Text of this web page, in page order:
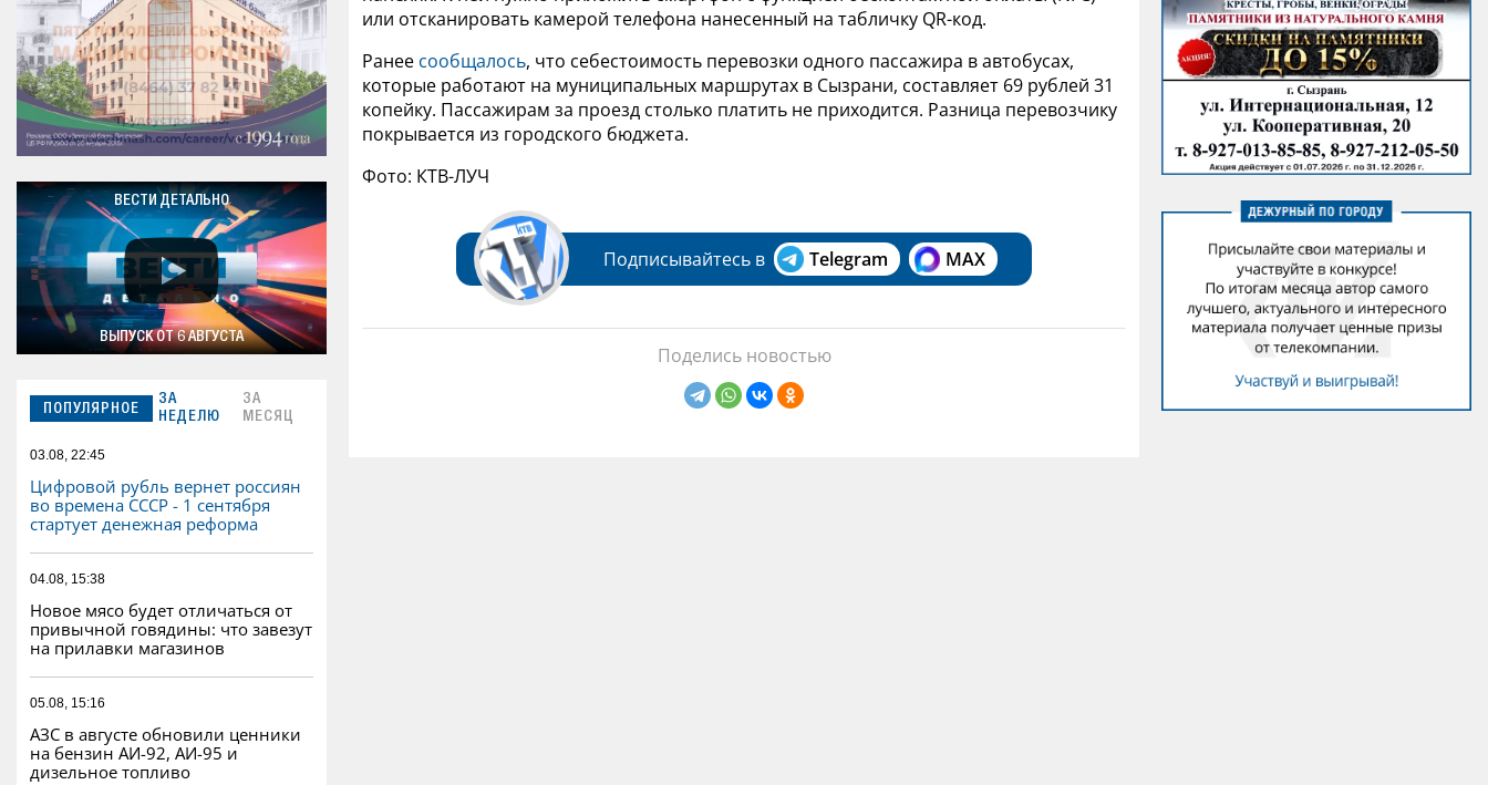
ВЕСТИ ДЕТАЛЬНО
ВЫПУСК ОТ 6 АВГУСТА
ПОПУЛЯРНОЕ
ЗА
НЕДЕЛЮ
ЗА
МЕСЯЦ
03.08, 22:45
Цифровой рубль вернет россиян
во времена СССР - 1 сентября
стартует денежная реформа
04.08, 15:38
Новое мясо будет отличаться от
привычной говядины: что завезут
на прилавки магазинов
05.08, 15:16
АЗС в августе обновили ценники
на бензин АИ-92, АИ-95 и
дизельное топливо
или отсканировать камерой телефона нанесенный на табличку QR-код.
Ранее сообщалось, что себестоимость перевозки одного пассажира в автобусах,
которые работают на муниципальных маршрутах в Сызрани, составляет 69 рублей 31
копейку. Пассажирам за проезд столько платить не приходится. Разница перевозчику
покрывается из городского бюджета.
Фото: КТВ-ЛУЧ
Подписывайтесь в Telegram MAX
Поделись новостью